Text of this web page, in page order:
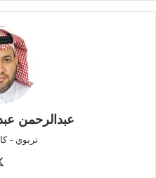
عبدالرحمن
تربوي -